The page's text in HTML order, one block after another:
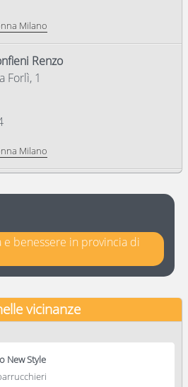
Milano
Renzo
Forlì, 1
Milano
e benessere in provincia di
vicinanze
New Style